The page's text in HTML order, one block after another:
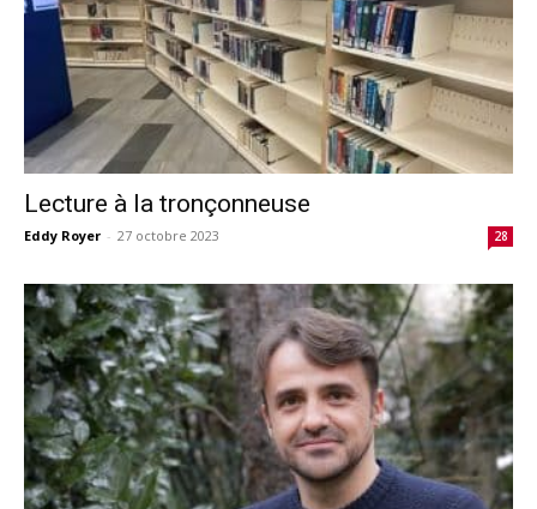
Lecture à la tronçonneuse
Eddy Royer - 27 octobre 2023 28